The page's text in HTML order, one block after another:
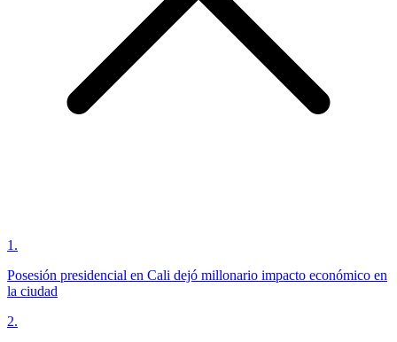
1 .
Posesión presidencial en Cali dejó millonario impacto económico en
la ciudad
2.